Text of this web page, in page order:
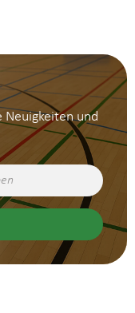
Neuigkeiten und